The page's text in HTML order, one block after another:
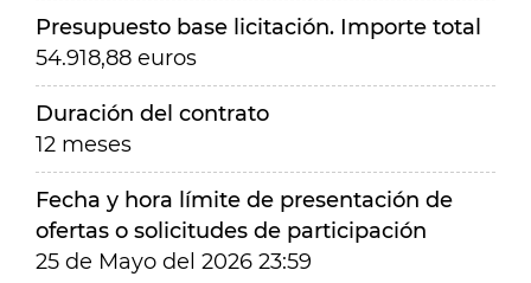
Presupuesto base licitación. Importe total
54.918,88 euros
Duración del contrato
12 meses
Fecha y hora límite de presentación de
ofertas o solicitudes de participación
25 de Mayo del 2026 23:59